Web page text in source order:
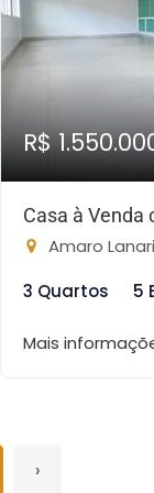
R$
Casa à Venda
Amaro
3 Quartos
5
Mais
›